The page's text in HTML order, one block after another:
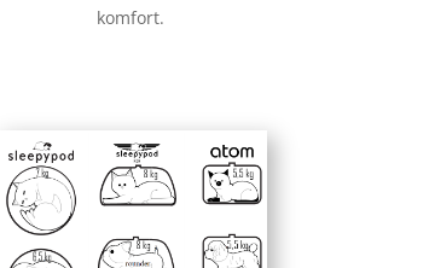
komfort.